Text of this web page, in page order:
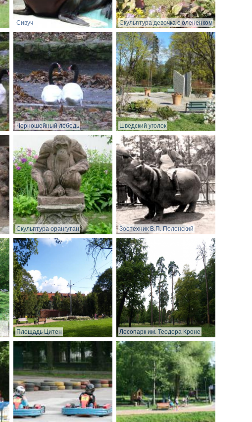
Сивуч Скульптура девочка с олененком
Черношейный лебедь Шведский уголок
Скульптура орангутан Зоотехник В.П. Полонский
Площадь Цитен Лесопарк им. Теодора Кроне